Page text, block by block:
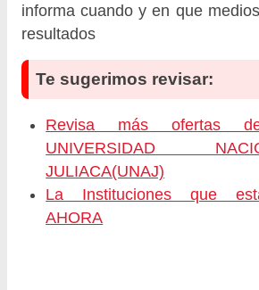
informa cuando y en que
resultados
Te sugerimos revisar:
Revisa más ofertas
UNIVERSIDAD
JULIACA(UNAJ)
La Instituciones que
AHORA